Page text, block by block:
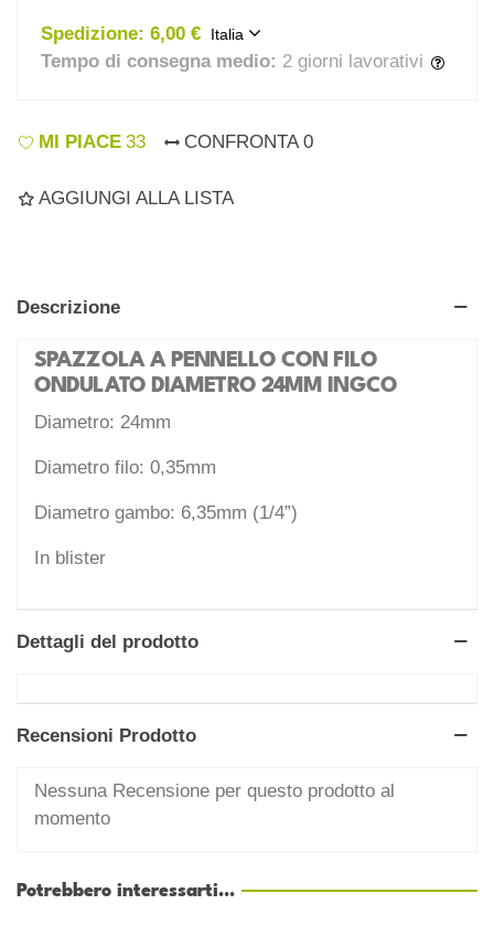
Spedizione: 6,00 € Italia
Tempo di consegna medio: 2 giorni lavorativi
MI PIACE 33 CONFRONTA 0
AGGIUNGI ALLA LISTA
Descrizione
SPAZZOLA A PENNELLO CON FILO
ONDULATO DIAMETRO 24MM INGCO
Diametro: 24mm
Diametro filo: 0,35mm
Diametro gambo: 6,35mm (1/4”)
In blister
Dettagli del prodotto
Recensioni Prodotto
Nessuna Recensione per questo prodotto al
momento
Potrebbero interessarti...